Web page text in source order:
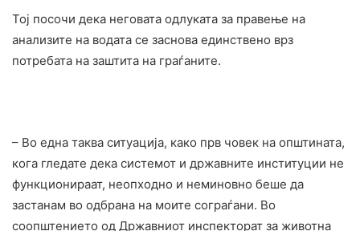
Тој посочи дека неговата одлуката за правење на
анализите на водата се заснова единствено врз
потребата на заштита на граѓаните.
– Во една таква ситуација, како прв човек на општината,
кога гледате дека системот и државните институции не
функционираат, неопходно и неминовно беше да
застанам во одбрана на моите сограѓани. Во
соопштението од Државниот инспекторат за животна